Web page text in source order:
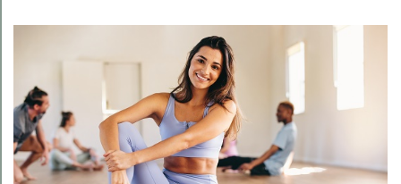
interiorul casei tale. Te va face să vrei ca momentele
trecătoare ale iernii să dureze mai mult timp.